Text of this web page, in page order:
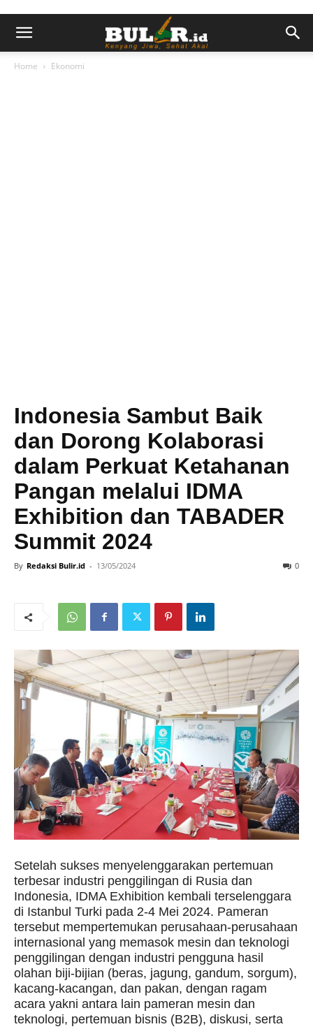
Home Ekonomi
Indonesia Sambut Baik
dan Dorong Kolaborasi
dalam Perkuat Ketahanan
Pangan melalui IDMA
Exhibition dan TABADER
Summit 2024
By Redaksi Bulir.id - 13/05/2024 0
Setelah sukses menyelenggarakan pertemuan
terbesar industri penggilingan di Rusia dan
Indonesia, IDMA Exhibition kembali terselenggara
di Istanbul Turki pada 2-4 Mei 2024. Pameran
tersebut mempertemukan perusahaan-perusahaan
internasional yang memasok mesin dan teknologi
penggilingan dengan industri pengguna hasil
olahan biji-bijian (beras, jagung, gandum, sorgum),
kacang-kacangan, dan pakan, dengan ragam
acara yakni antara lain pameran mesin dan
teknologi, pertemuan bisnis (B2B), diskusi, serta